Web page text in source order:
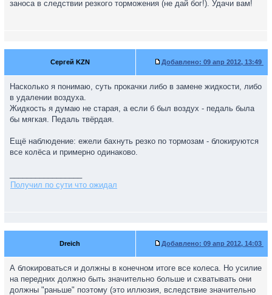
заноса в следствии резкого торможения (не дай бог!). Удачи вам!
Сергей KZN Добавлено: 09 апр 2012, 13:49
Насколько я понимаю, суть прокачки либо в замене жидкости, либо
в удалении воздуха.
Жидкость я думаю не старая, а если б был воздух - педаль была
бы мягкая. Педаль твёрдая.
Ещё наблюдение: ежели бахнуть резко по тормозам - блокируются
все колёса и примерно одинаково.
Получил по сути что ожидал
Dreich Добавлено: 09 апр 2012, 14:03
А блокироваться и должны в конечном итоге все колеса. Но усилие
на передних должно быть значительно больше и схватывать они
должны "раньше" поэтому (это иллюзия, вследствие значительно